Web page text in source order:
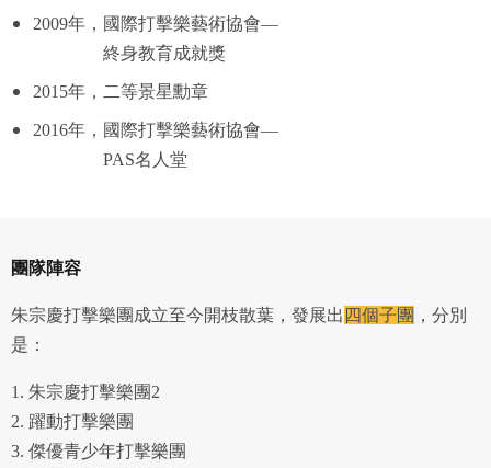
2009年，國際打擊樂藝術協會—
終身教育成就獎
2015年，二等景星勳章
2016年，國際打擊樂藝術協會—
PAS名人堂
團隊陣容
朱宗慶打擊樂團成立至今開枝散葉，發展出 四個子團 ，分別
是：
1. 朱宗慶打擊樂團2
2. 躍動打擊樂團
3. 傑優青少年打擊樂團